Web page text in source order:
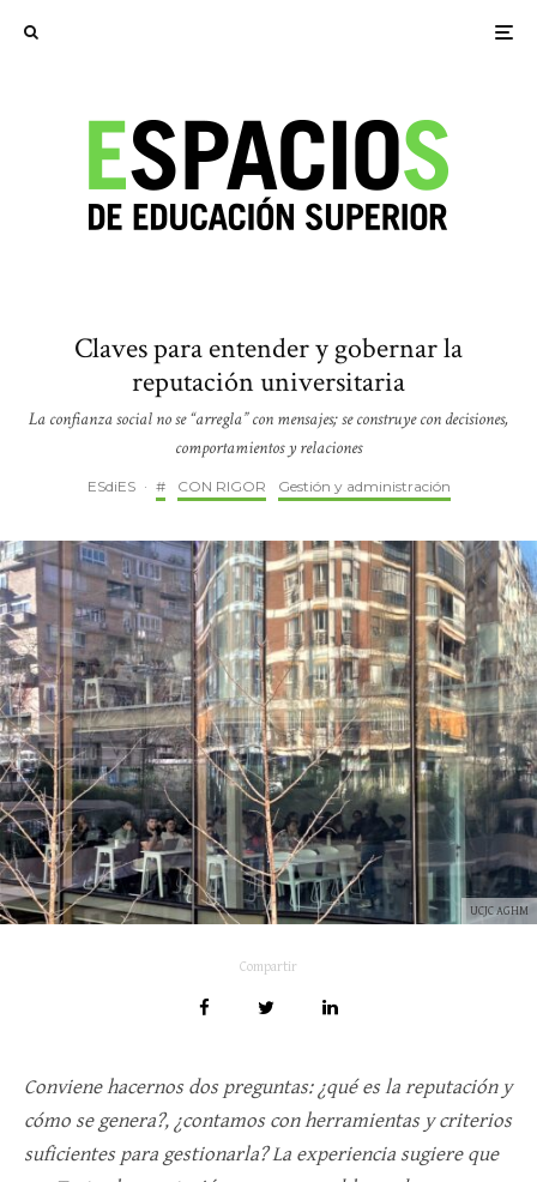
Claves para entender y gobernar la
reputación universitaria
La confianza social no se “arregla” con mensajes; se construye con decisiones,
comportamientos y relaciones
ESdiES · # CON RIGOR Gestión y administración
UCJC AGHM
Compartir
Conviene hacernos dos preguntas: ¿qué es la reputación y
cómo se genera?, ¿contamos con herramientas y criterios
suficientes para gestionarla? La experiencia sugiere que